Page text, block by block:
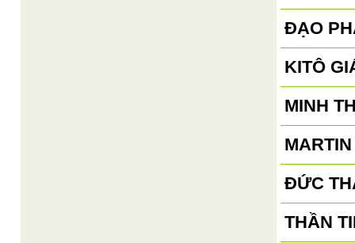
ĐẠO
KITÔ
MINH
ĐỨC
THẦN